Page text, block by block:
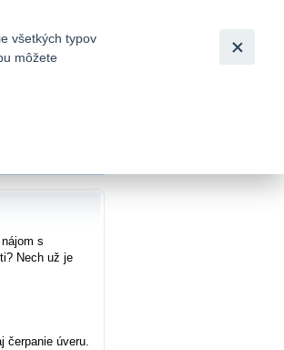
s
Nech už je
čerpanie úveru.
všetkých typov
môžete